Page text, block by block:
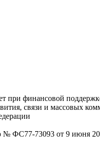
при финансовой
связи и массовых
№ ФС77-73093 от 9 июня